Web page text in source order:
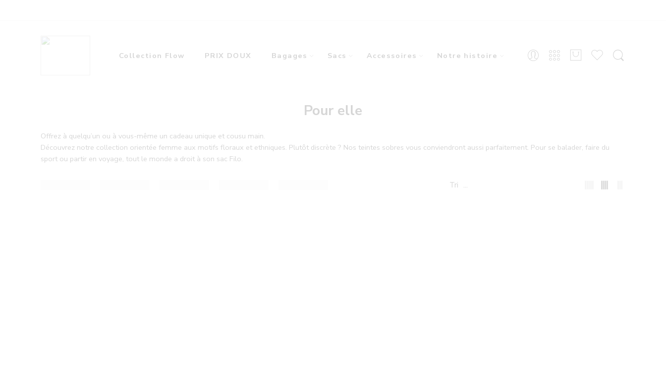
Collection Flow PRIX DOUX Bagages Sacs Accessoires Notre histoire
Pour elle
Offrez à quelqu’un ou à vous-même un cadeau unique et cousu main.
Découvrez notre collection orientée femme aux motifs floraux et ethniques. Plutôt discrète ? Nos teintes sobres vous conviendront aussi parfaitement. Pour se balader, faire du
sport ou partir en voyage, tout le monde a droit à son sac Filo.
Tri ...